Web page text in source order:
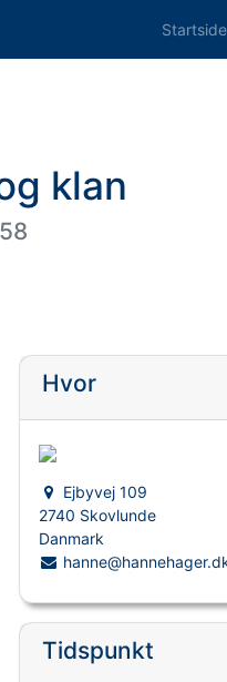
Startside
klan
Hvor
Ejbyvej 109
2740 Skovlunde
Danmark
Tidspunkt